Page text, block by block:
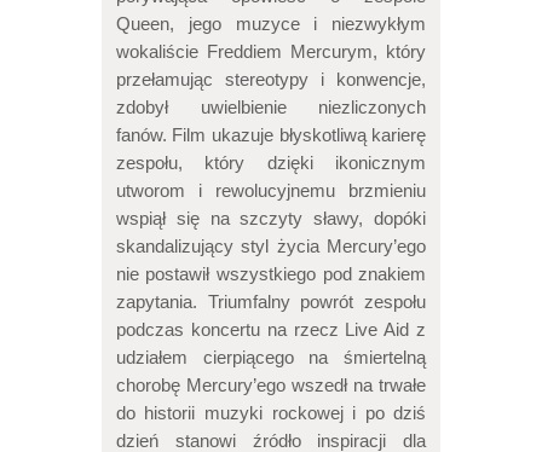
Queen, jego muzyce i niezwykłym
wokaliście Freddiem Mercurym, który
przełamując stereotypy i konwencje,
zdobył uwielbienie niezliczonych
fanów. Film ukazuje błyskotliwą karierę
zespołu, który dzięki ikonicznym
utworom i rewolucyjnemu brzmieniu
wspiął się na szczyty sławy, dopóki
skandalizujący styl życia Mercury’ego
nie postawił wszystkiego pod znakiem
zapytania. Triumfalny powrót zespołu
podczas koncertu na rzecz Live Aid z
udziałem cierpiącego na śmiertelną
chorobę Mercury’ego wszedł na trwałe
do historii muzyki rockowej i po dziś
dzień stanowi źródło inspiracji dla